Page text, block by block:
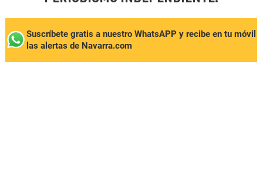
Suscríbete gratis a nuestro WhatsAPP y recibe en tu móvil
las alertas de Navarra.com